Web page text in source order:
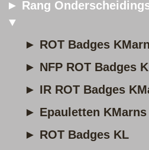
► Rang
▼
► ROT Badges
► NFP ROT Badges
► IR ROT Badges
► Epauletten KMarns
► ROT Badges KL